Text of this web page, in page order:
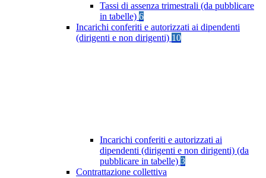
Tassi di assenza trimestrali (da pubblicare
in tabelle) 6
Incarichi conferiti e autorizzati ai dipendenti
(dirigenti e non dirigenti) 10
Incarichi conferiti e autorizzati ai
dipendenti (dirigenti e non dirigenti) (da
pubblicare in tabelle) 3
Contrattazione collettiva